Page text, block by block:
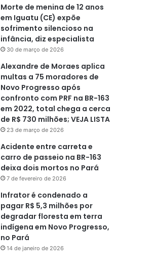
Morte de menina de 12 anos
em Iguatu (CE) expõe
sofrimento silencioso na
infância, diz especialista
30 de março de 2026
Alexandre de Moraes aplica
multas a 75 moradores de
Novo Progresso após
confronto com PRF na BR-163
em 2022, total chega a cerca
de R$ 730 milhões; VEJA LISTA
23 de março de 2026
Acidente entre carreta e
carro de passeio na BR-163
deixa dois mortos no Pará
7 de fevereiro de 2026
Infrator é condenado a
pagar R$ 5,3 milhões por
degradar floresta em terra
indígena em Novo Progresso,
no Pará
14 de janeiro de 2026